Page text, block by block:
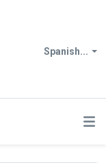
Spanish...